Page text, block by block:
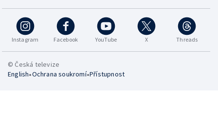
Instagram Facebook YouTube X Threads
© Česká televize
English•Ochrana soukromí•Přístupnost